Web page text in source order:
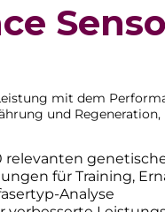
mit dem
und
relevanten
für Training,
Analyse